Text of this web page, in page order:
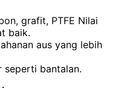
grafit, PTFE Nilai
baik.
aus yang lebih
seperti bantalan.